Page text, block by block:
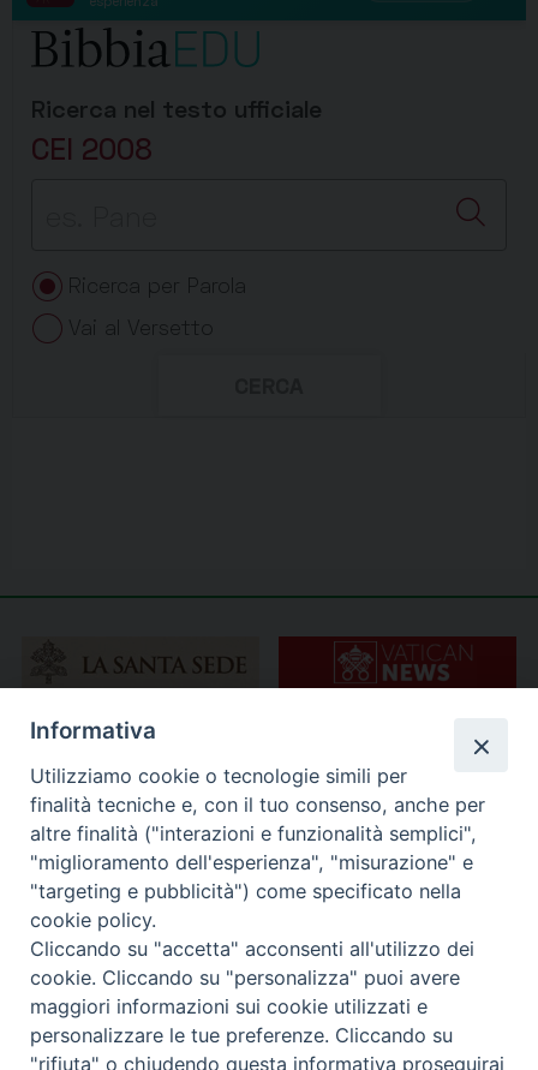
Informativa
Utilizziamo cookie o tecnologie simili per
finalità tecniche e, con il tuo consenso, anche per
altre finalità ("interazioni e funzionalità semplici",
"miglioramento dell'esperienza", "misurazione" e
"targeting e pubblicità") come specificato nella
cookie policy.
Cliccando su "accetta" acconsenti all'utilizzo dei
cookie. Cliccando su "personalizza" puoi avere
maggiori informazioni sui cookie utilizzati e
personalizzare le tue preferenze. Cliccando su
"rifiuta" o chiudendo questa informativa proseguirai